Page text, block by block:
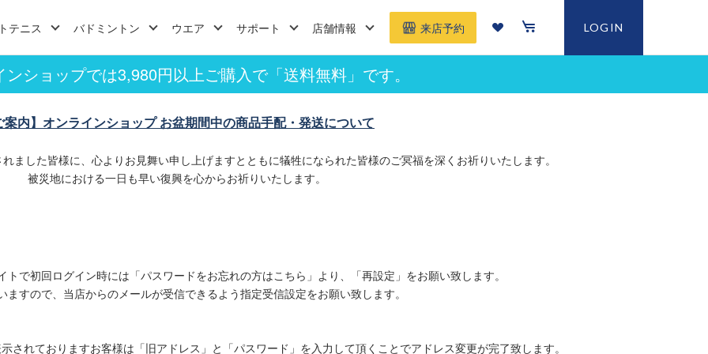
テニス バドミントン ウエア サポート 店舗情報 来店予約 LOGIN
ンショップでは3,980円以上ご購入で「送料無料」です。
案内】オンラインショップ お盆期間中の商品手配・発送について
ました皆様に、心よりお見舞い申し上げますとともに犠牲になられた皆様のご冥福を深くお祈りいたします。
被災地における一日も早い復興を心からお祈りいたします。
で初回ログイン時には「パスワードをお忘れの方はこちら」より、「再設定」をお願い致します。
すので、当店からのメールが受信できるよう指定受信設定をお願い致します。
れておりますお客様は「旧アドレス」と「パスワード」を入力して頂くことでアドレス変更が完了致します。